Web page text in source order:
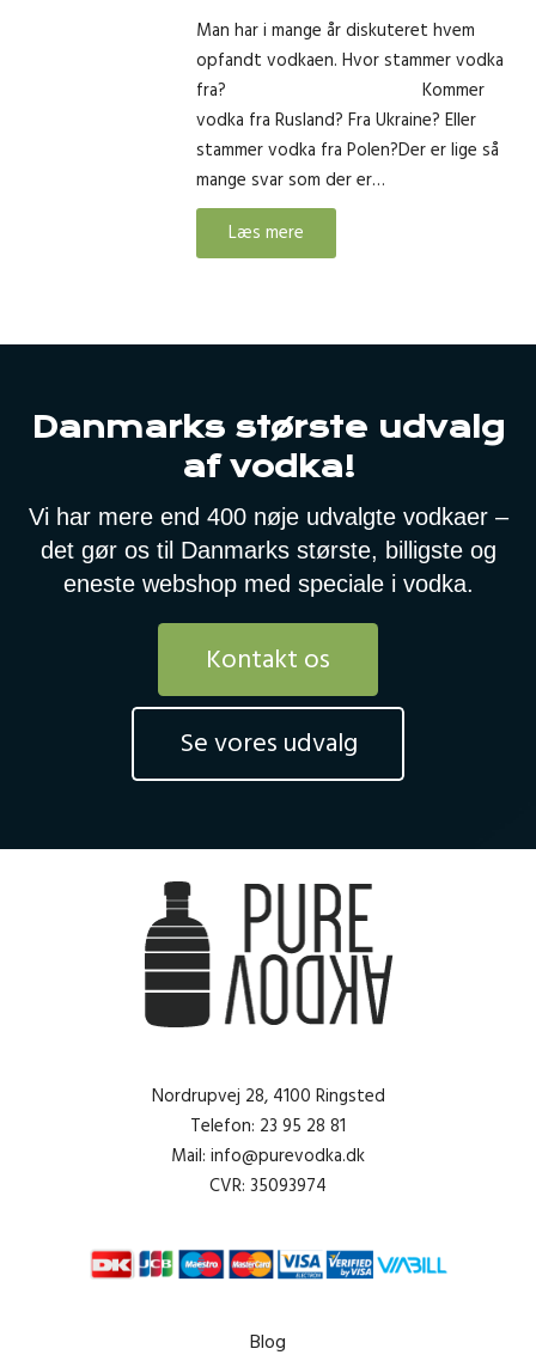
Man har i mange år diskuteret hvem
opfandt vodkaen. Hvor stammer vodka
fra? Kommer
vodka fra Rusland? Fra Ukraine? Eller
stammer vodka fra Polen?Der er lige så
mange svar som der er…
Læs mere
Danmarks største udvalg
af vodka!
Vi har mere end 400 nøje udvalgte vodkaer –
det gør os til Danmarks største, billigste og
eneste webshop med speciale i vodka.
Kontakt os
Se vores udvalg
Nordrupvej 28, 4100 Ringsted
Telefon: 23 95 28 81
Mail: info@purevodka.dk
CVR: 35093974
Blog